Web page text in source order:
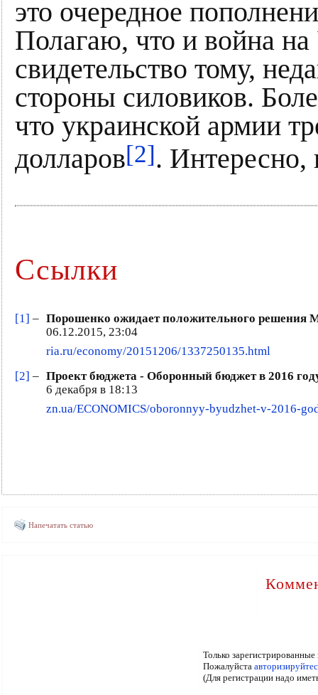
это очередное
Полагаю, что и война
свидетельство тому,
стороны силовиков.
что украинской армии
долларов[2]. Интересно,
Ссылки
[1] – Порошенко ожидает положительного
06.12.2015, 23:04
ria.ru/economy/20151206/1337250135.html
[2] – Проект бюджета - Оборонный бюджет в 2016
6 декабря в 18:13
zn.ua/ECONOMICS/oboronnyy-byudzhet-v-2016-
Напечатать статью
Только
Пожалуйста
(Для регистрации надо